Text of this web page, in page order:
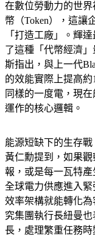
在數位勞動力的世
幣（Token），這讓
「打造工廠」。輝
了這種「代幣經濟
斯指出，與上一代
的效能實際上提高
同樣的一度電，現
運作的核心邏輯。
能源短缺下的生存
黃仁勳提到，如果
報，或是每一瓦特
全球電力供應進入
效率架構就能轉化
究集團執行長紐曼
長，處理繁重任務